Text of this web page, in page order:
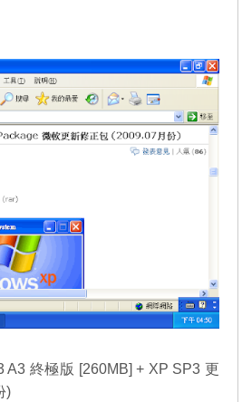
A3 終極版 [260MB] + XP SP3 更
)